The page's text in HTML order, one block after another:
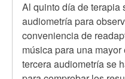
Al quinto día de terapia
audiometría para
conveniencia de
música para una
tercera audiometría se